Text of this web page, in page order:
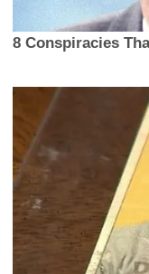
8 Conspiracies